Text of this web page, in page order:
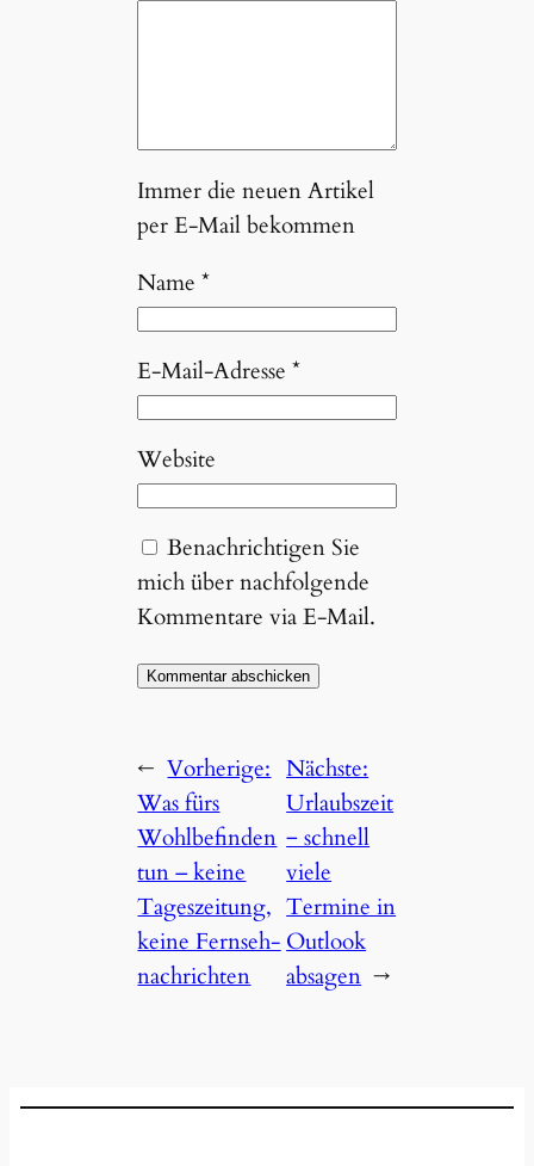
Immer die neuen Artikel
per E-Mail bekommen
Name*
E-Mail-Adresse*
Website
Benachrichtigen Sie
mich über nachfolgende
Kommentare via E-Mail.
← Vorherige:
Was fürs
Wohlbefinden
tun – keine
Tages­zeitung,
keine Fernseh­
nachrichten
Nächste:
Urlaubszeit
‒ schnell
viele
Termine in
Outlook
absagen →